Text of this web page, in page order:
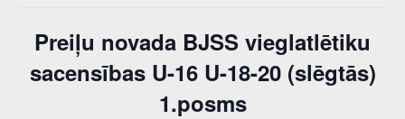
Preiļu novada BJSS vieglatlētiku
sacensības U-16 U-18-20 (slēgtās)
1.posms